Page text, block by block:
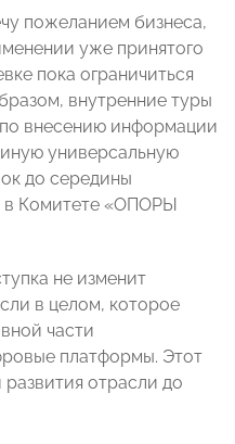
пожеланием бизнеса,
уже принятого
пока ограничиться
внутренние туры
внесению информации
универсальную
до середины
в Комитете «ОПОРЫ
не изменит
в целом, которое
части
платформы. Этот
развития отрасли до